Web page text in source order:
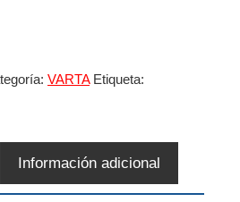
VARTA Etiqueta:
Información adicional